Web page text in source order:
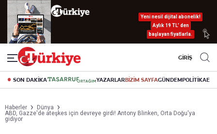
Yeni nesil dijital abonelik!
Aylık 19 TL’ den
başlayan fiyatlarla.
GİRİŞ
SON DAKİKA YAZARLARBİZİM SAYFAGÜNDEMPOLİTİKA
Haberler
Dünya
ABD, Gazze'de ateşkes için devreye girdi! Antony Blinken, Orta Doğu'ya
gidiyor